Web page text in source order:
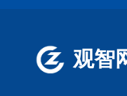
观智